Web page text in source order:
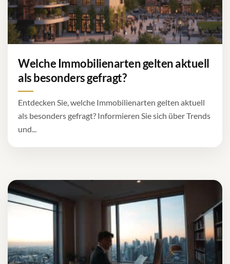
Welche Immobilienarten gelten aktuell
als besonders gefragt?
Entdecken Sie, welche Immobilienarten gelten aktuell
als besonders gefragt? Informieren Sie sich über Trends
und...